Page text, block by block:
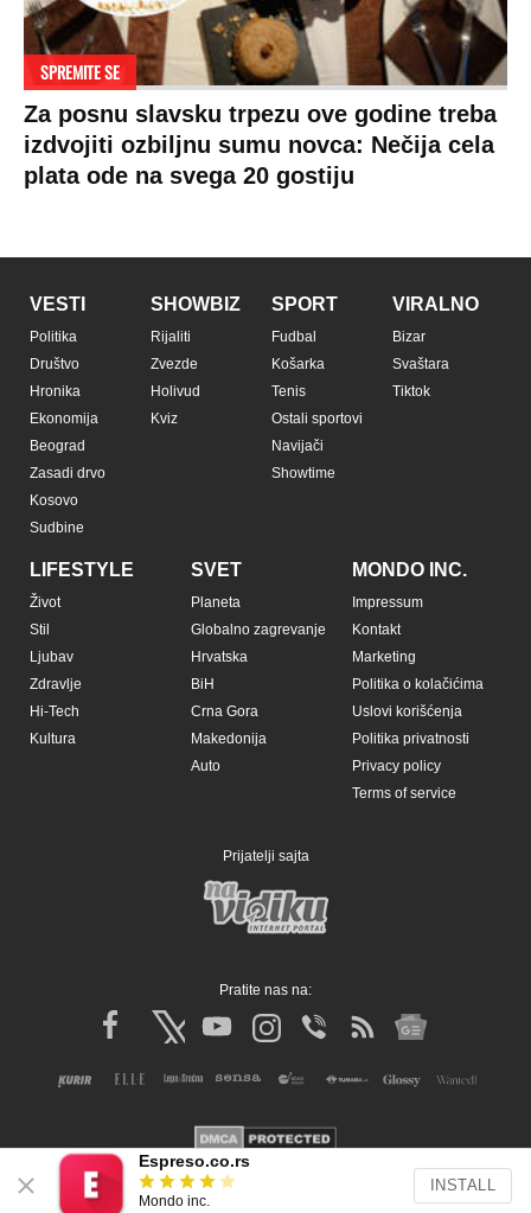
SPREMITE SE
Za posnu slavsku trpezu ove godine treba
izdvojiti ozbiljnu sumu novca: Nečija cela
plata ode na svega 20 gostiju
VESTI
Politika
Društvo
Hronika
Ekonomija
Beograd
Zasadi drvo
Kosovo
Sudbine
SHOWBIZ
Rijaliti
Zvezde
Holivud
Kviz
SPORT
Fudbal
Košarka
Tenis
Ostali sportovi
Navijači
Showtime
VIRALNO
Bizar
Svaštara
Tiktok
LIFESTYLE
Život
Stil
Ljubav
Zdravlje
Hi-Tech
Kultura
SVET
Planeta
Globalno zagrevanje
Hrvatska
BiH
Crna Gora
Makedonija
Auto
MONDO INC.
Impressum
Kontakt
Marketing
Politika o kolačićima
Uslovi korišćenja
Politika privatnosti
Privacy policy
Terms of service
Prijatelji sajta
Pratite nas na:
Copyright © Espreso.co.rs 2026. Sva prava zadržana. Mondo inc.
Espreso.co.rs
Mondo inc.
INSTALL